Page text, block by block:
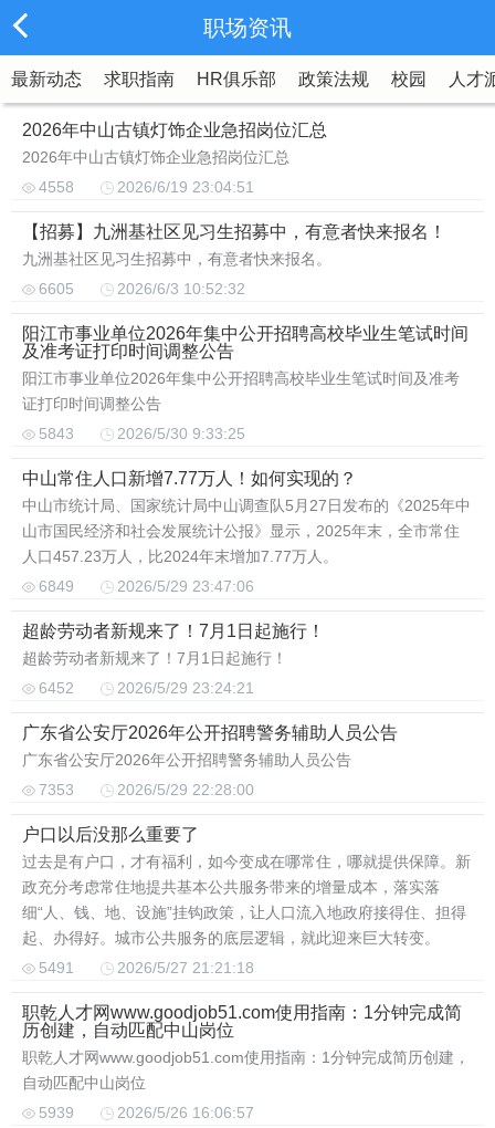
职场资讯
最新动态 求职指南 HR俱乐部 政策法规 校园 人才
2026年中山古镇灯饰企业急招岗位汇总
2026年中山古镇灯饰企业急招岗位汇总
4558
2026/6/19 23:04:51
【招募】九洲基社区见习生招募中，有意者快来报名！
九洲基社区见习生招募中，有意者快来报名。
6605
2026/6/3 10:52:32
阳江市事业单位2026年集中公开招聘高校毕业生笔试时间
及准考证打印时间调整公告
阳江市事业单位2026年集中公开招聘高校毕业生笔试时间及准考
证打印时间调整公告
5843
2026/5/30 9:33:25
中山常住人口新增7.77万人！如何实现的？
中山市统计局、国家统计局中山调查队5月27日发布的《2025年中
山市国民经济和社会发展统计公报》显示，2025年末，全市常住
人口457.23万人，比2024年末增加7.77万人。
6849
2026/5/29 23:47:06
超龄劳动者新规来了！7月1日起施行！
超龄劳动者新规来了！7月1日起施行！
6452
2026/5/29 23:24:21
广东省公安厅2026年公开招聘警务辅助人员公告
广东省公安厅2026年公开招聘警务辅助人员公告
7353
2026/5/29 22:28:00
户口以后没那么重要了
过去是有户口，才有福利，如今变成在哪常住，哪就提供保障。新
政充分考虑常住地提共基本公共服务带来的增量成本，落实落
细“人、钱、地、设施”挂钩政策，让人口流入地政府接得住、担得
起、办得好。城市公共服务的底层逻辑，就此迎来巨大转变。
5491
2026/5/27 21:21:18
职乾人才网www.goodjob51.com使用指南：1分钟完成简
历创建，自动匹配中山岗位
职乾人才网www.goodjob51.com使用指南：1分钟完成简历创建，
自动匹配中山岗位
5939
2026/5/26 16:06:57